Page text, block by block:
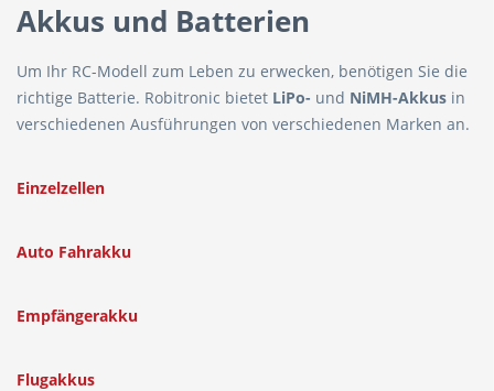
Akkus und Batterien
Um Ihr RC-Modell zum Leben zu erwecken, benötigen Sie die
richtige Batterie. Robitronic bietet LiPo- und NiMH-Akkus in
verschiedenen Ausführungen von verschiedenen Marken an.
Einzelzellen
Auto Fahrakku
Empfängerakku
Flugakkus